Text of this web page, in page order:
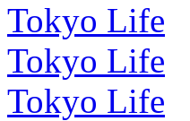
Tokyo Life
Tokyo Life
Tokyo Life